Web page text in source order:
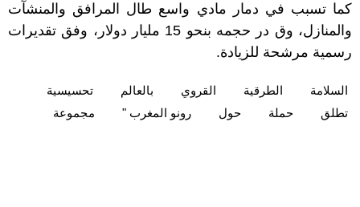
كما تسبب في دمار مادي واسع طال المرافق والمنشآت
والمنازل، وق در حجمه بنحو 15 مليار دولار، وفق تقديرات
رسمية مرشحة للزيادة.
السلامة الطرقية القروي‎ بالعالم
تحسيسية
تطلق
حملة حول رونو المغرب " مجموعة